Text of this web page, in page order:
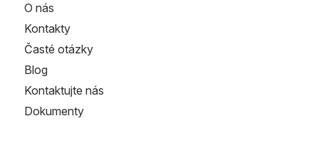
O nás
Kontakty
Časté otázky
Blog
Kontaktujte nás
Dokumenty